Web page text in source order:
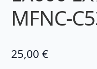
MFNC-
25,00 €